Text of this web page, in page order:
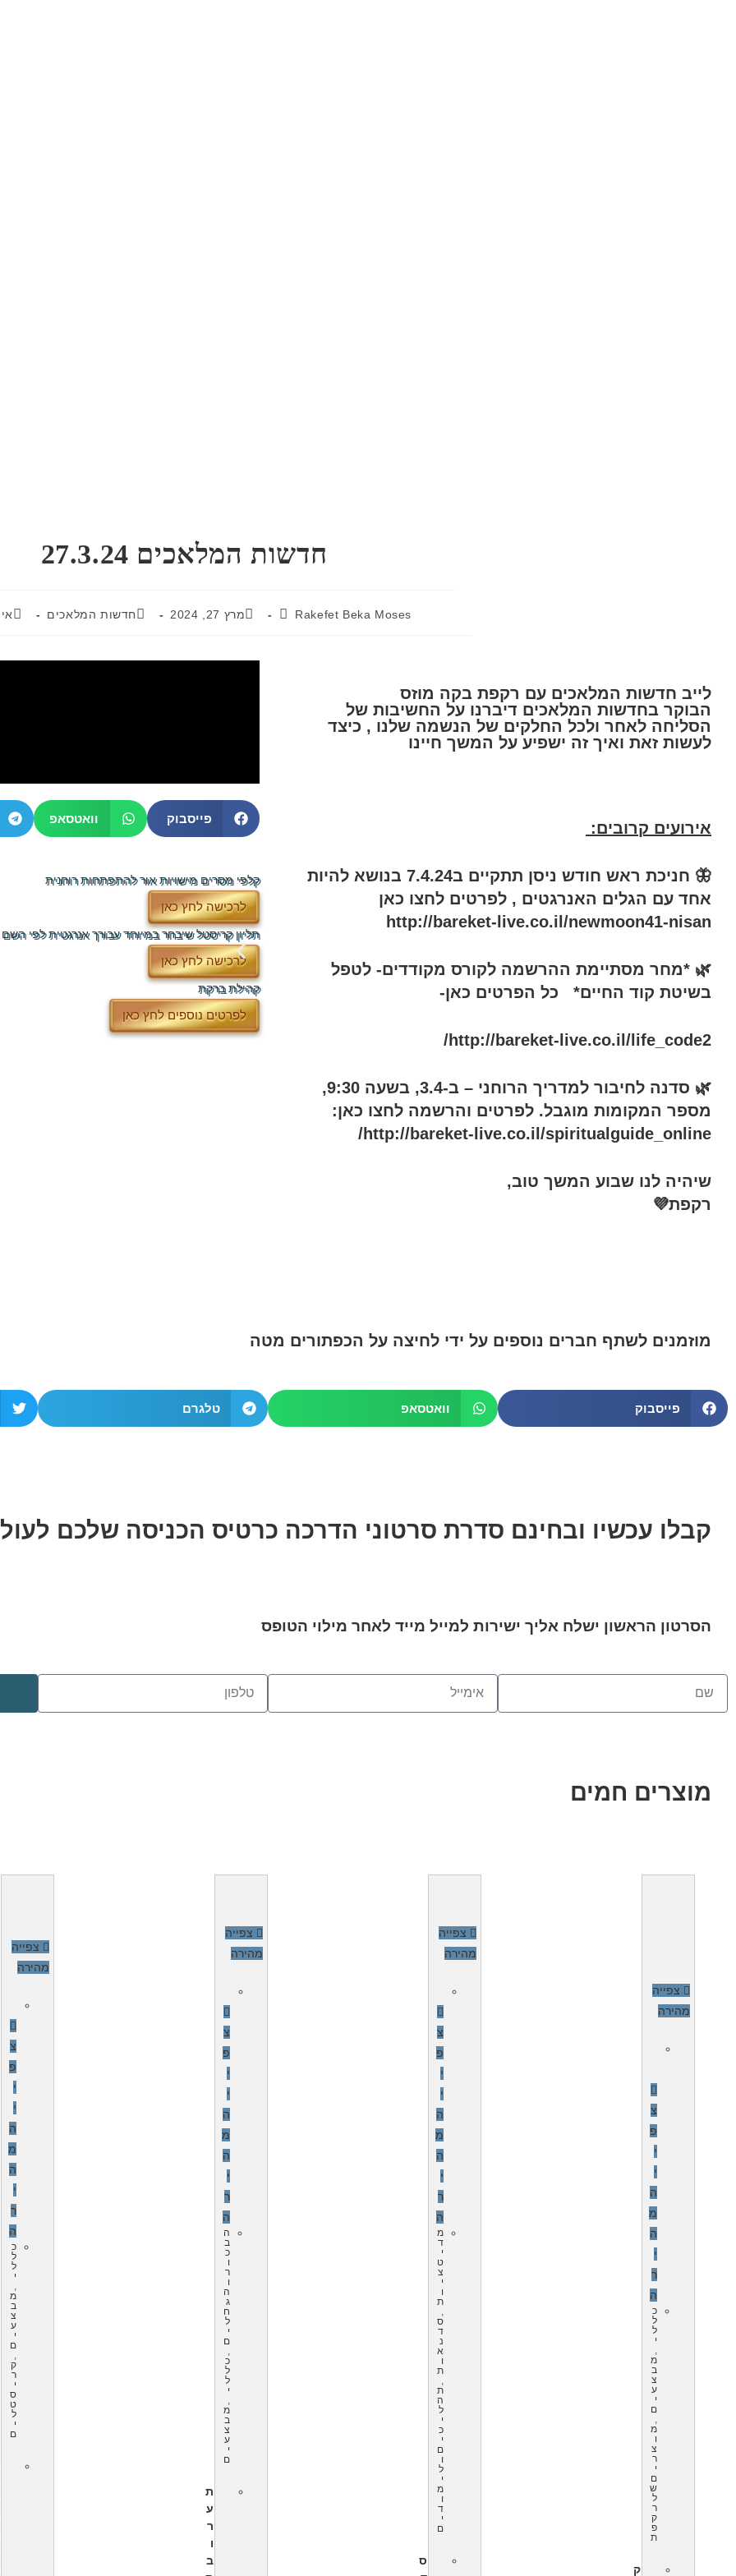
חדשות המלאכים 27.3.24
Rakefet Beka Moses מרץ 27, 2024 חדשות המלאכים
לייב חדשות המלאכים עם רקפת בקה מוזס
הבוקר בחדשות המלאכים דיברנו על החשיבות של
הסליחה לאחר ולכל החלקים של הנשמה שלנו , כיצד
לעשות זאת ואיך זה ישפיע על המשך חיינו
אירועים קרובים:
🦋 חניכת ראש חודש ניסן תתקיים ב7.4.24 בנושא להיות
אחד עם הגלים האנרגטים , לפרטים לחצו כאן
http://bareket-live.co.il/newmoon41-nisan
🌿 *מחר מסתיימת ההרשמה לקורס מקודדים- לטפל
בשיטת קוד החיים* כל הפרטים כאן-
http://bareket-live.co.il/life_code2/
🌿 סדנה לחיבור למדריך הרוחני – ב-3.4, בשעה 9:30,
מספר המקומות מוגבל. לפרטים והרשמה לחצו כאן:
http://bareket-live.co.il/spiritualguide_online/
שיהיה לנו שבוע המשך טוב,
רקפת💜
פייסבוק וואטסאפ
קלפי מסרים מישויות אור להתפתחות רוחנית
לרכישה לחץ כאן
תליון קריסטל שיבחר במיוחד עבורך אנרגטית לפי השם
לרכישה לחץ כאן
קהילת ברקת
לפרטים נוספים לחץ כאן
מוזמנים לשתף חברים נוספים על ידי לחיצה על הכפתורים מטה
פייסבוק וואטסאפ טלגרם
קבלו עכשיו ובחינם סדרת סרטוני הדרכה כרטיס הכניסה שלכם
הסרטון הראשון ישלח אליך ישירות למייל מייד לאחר מילוי הטופס
מוצרים חמים
צפייה
מהירה
צ
פ
י
י
ה
מ
ה
י
ר
ה
כ
ל
ל
י
,
מ
ב
צ
ע
י
ם
,
מ
ו
צ
ר
י
ם
ש
ל
ר
ק
פ
ת
ק
צפייה
מהירה
צ
פ
י
י
ה
מ
ה
י
ר
ה
מ
ד
י
ט
צ
י
ו
ת
,
ס
ד
נ
א
ו
ת
,
ת
ה
ל
י
כ
י
ם
ו
ל
י
מ
ו
ד
י
ם
ס
צפייה
מהירה
צ
פ
י
י
ה
מ
ה
י
ר
ה
ה
ב
כ
ו
ר
ו
ה
ג
ח
ל
י
ם
כ
ל
ל
י
מ
ב
צ
ע
י
ם
ת
ע
ר
ו
ב
צפייה
מהירה
צ
פ
י
י
ה
מ
ה
י
ר
ה
כ
ל
ל
י
,
מ
ב
צ
ע
י
ם
,
ק
ר
י
ס
ט
ל
י
ם